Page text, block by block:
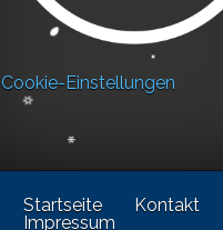
Cookie-Einstellungen
Startseite
Kontakt
Impressum